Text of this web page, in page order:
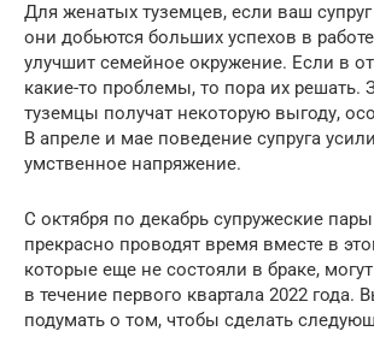
Для женатых туземцев, если ваш супруг
они добьются больших успехов в
улучшит семейное окружение. Если в
какие-то проблемы, то пора их решать.
туземцы получат некоторую выгоду,
В апреле и мае поведение супруга
умственное напряжение.
С октября по декабрь супружеские
прекрасно проводят время вместе в
которые еще не состояли в браке,
в течение первого квартала 2022 года.
подумать о том, чтобы сделать